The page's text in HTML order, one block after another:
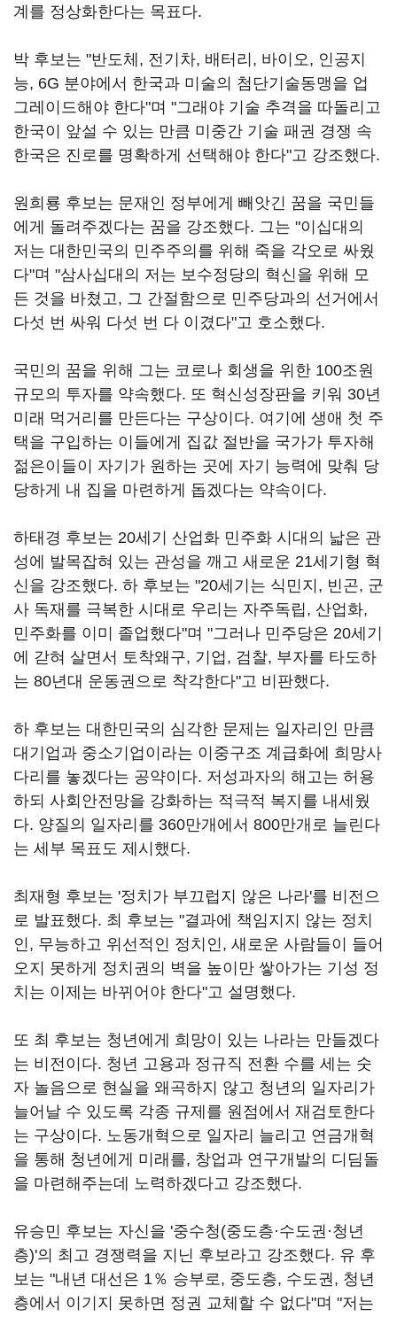
계를 정상화한다는 목표다.
박 후보는 "반도체, 전기차, 배터리, 바이오, 인공지
능, 6G 분야에서 한국과 미술의 첨단기술동맹을 업
그레이드해야 한다"며 "그래야 기술 추격을 따돌리고
한국이 앞설 수 있는 만큼 미중간 기술 패권 경쟁 속
한국은 진로를 명확하게 선택해야 한다"고 강조했다.
원희룡 후보는 문재인 정부에게 빼앗긴 꿈을 국민들
에게 돌려주겠다는 꿈을 강조했다. 그는 "이십대의
저는 대한민국의 민주주의를 위해 죽을 각오로 싸웠
다"며 "삼사십대의 저는 보수정당의 혁신을 위해 모
든 것을 바쳤고, 그 간절함으로 민주당과의 선거에서
다섯 번 싸워 다섯 번 다 이겼다"고 호소했다.
국민의 꿈을 위해 그는 코로나 회생을 위한 100조원
규모의 투자를 약속했다. 또 혁신성장판을 키워 30년
미래 먹거리를 만든다는 구상이다. 여기에 생애 첫 주
택을 구입하는 이들에게 집값 절반을 국가가 투자해
젊은이들이 자기가 원하는 곳에 자기 능력에 맞춰 당
당하게 내 집을 마련하게 돕겠다는 약속이다.
하태경 후보는 20세기 산업화 민주화 시대의 낣은 관
성에 발목잡혀 있는 관성을 깨고 새로운 21세기형 혁
신을 강조했다. 하 후보는 "20세기는 식민지, 빈곤, 군
사 독재를 극복한 시대로 우리는 자주독립, 산업화,
민주화를 이미 졸업했다"며 "그러나 민주당은 20세기
에 갇혀 살면서 토착왜구, 기업, 검찰, 부자를 타도하
는 80년대 운동권으로 착각한다"고 비판했다.
하 후보는 대한민국의 심각한 문제는 일자리인 만큼
대기업과 중소기업이라는 이중구조 계급화에 희망사
다리를 놓겠다는 공약이다. 저성과자의 해고는 허용
하되 사회안전망을 강화하는 적극적 복지를 내세웠
다. 양질의 일자리를 360만개에서 800만개로 늘린다
는 세부 목표도 제시했다.
최재형 후보는 '정치가 부끄럽지 않은 나라'를 비전으
로 발표했다. 최 후보는 "결과에 책임지지 않는 정치
인, 무능하고 위선적인 정치인, 새로운 사람들이 들어
오지 못하게 정치권의 벽을 높이만 쌓아가는 기성 정
치는 이제는 바뀌어야 한다"고 설명했다.
또 최 후보는 청년에게 희망이 있는 나라는 만들겠다
는 비전이다. 청년 고용과 정규직 전환 수를 세는 숫
자 놀음으로 현실을 왜곡하지 않고 청년의 일자리가
늘어날 수 있도록 각종 규제를 원점에서 재검토한다
는 구상이다. 노동개혁으로 일자리 늘리고 연금개혁
을 통해 청년에게 미래를, 창업과 연구개발의 디딤돌
을 마련해주는데 노력하겠다고 강조했다.
유승민 후보는 자신을 '중수청(중도층·수도권·청년
층)'의 최고 경쟁력을 지닌 후보라고 강조했다. 유 후
보는 "내년 대선은 1％ 승부로, 중도층, 수도권, 청년
층에서 이기지 못하면 정권 교체할 수 없다"며 "저는